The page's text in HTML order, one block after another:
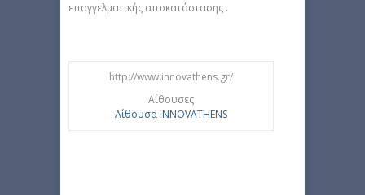
επαγγελματικής αποκατάστασης .
http://www.innovathens.gr/
Αίθουσες
Αίθουσα INNOVATHENS